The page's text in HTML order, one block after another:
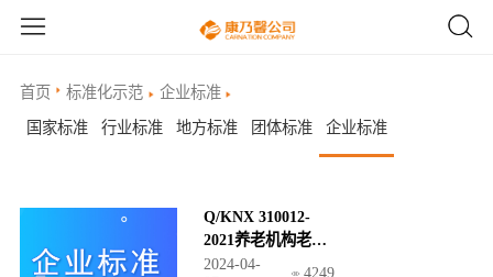
首页 标准化示范
企业标准
国家标准
行业标准 地方标准 团体标准 企业标准
Q/KNX 310012-
2021养老机构老年
教育服务规范
2024-04-
4249